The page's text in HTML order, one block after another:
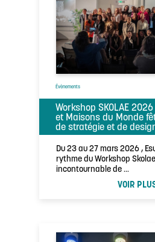
Évènements
Workshop SKOLAE
et Maisons du Monde
de stratégie et de
Du 23 au 27 mars 2026 ,
rythme du Workshop
incontournable de …
VOIR